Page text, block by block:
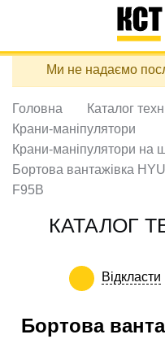
Перейти
вмісту
навигация
КАТАЛОГ ТЕХНІКИ
ДОСТАВКА ТА
ПРО НАС
ВІДГУКИ
КОНТАКТИ
Контактні телефони:
Ми не надаємо
Головна
Каталог
Крани-маніпулятори
Крани-маніпулятори на
Бортова вантажівка
F95B
КАТАЛОГ
Відкласти
Бортова